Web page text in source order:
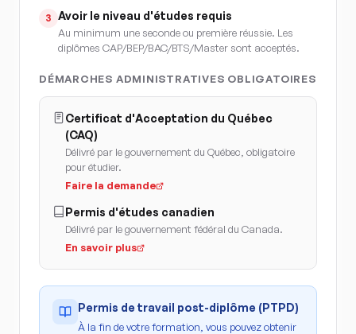
3 Avoir le niveau d'études requis
Au minimum une seconde ou première réussie. Les
diplômes CAP/BEP/BAC/BTS/Master sont acceptés.
DÉMARCHES ADMINISTRATIVES OBLIGATOIRES
Certificat d'Acceptation du Québec
(CAQ)
Délivré par le gouvernement du Québec, obligatoire
pour étudier.
Faire la demande
Permis d'études canadien
Délivré par le gouvernement fédéral du Canada.
En savoir plus
Permis de travail post-diplôme (PTPD)
À la fin de votre formation, vous pouvez obtenir